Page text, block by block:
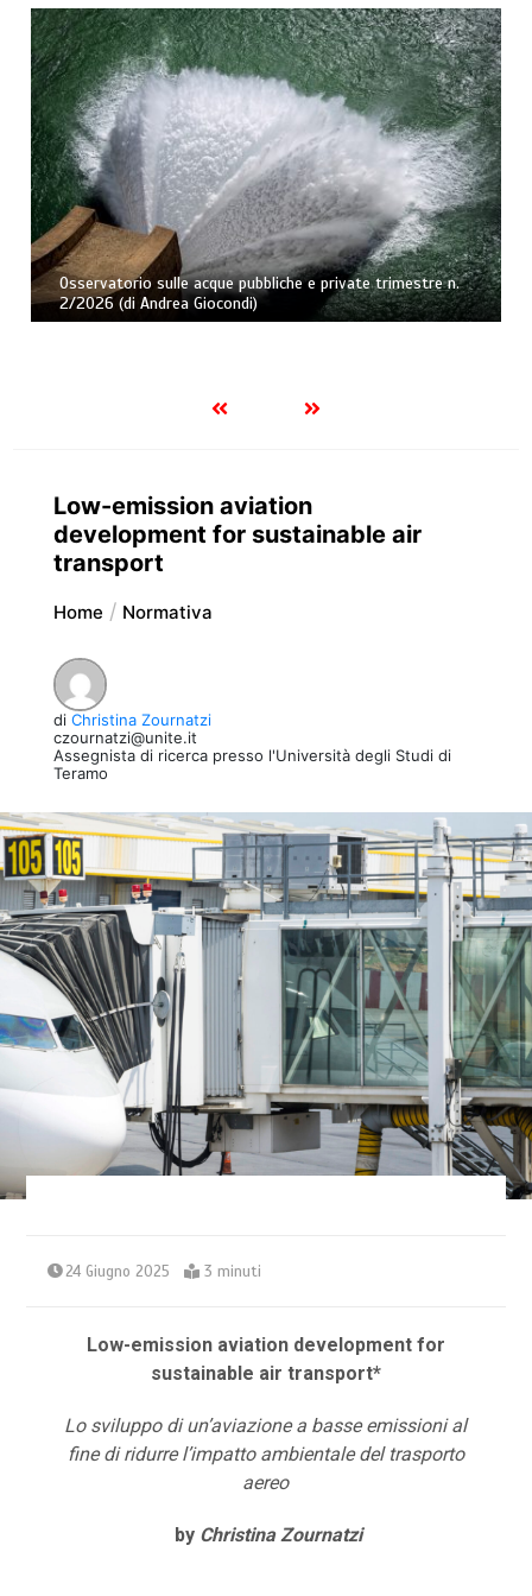
Osservatorio sulle acque pubbliche e private trimestre n.
2/2026 (di Andrea Giocondi)
Low-emission aviation
development for sustainable air
transport
Home Normativa
di Christina Zournatzi
czournatzi@unite.it
Assegnista di ricerca presso l'Università degli Studi di
Teramo
24 Giugno 2025 3 minuti
Low-emission aviation development for
sustainable air transport*
Lo sviluppo di un’aviazione a basse emissioni al
fine di ridurre l’impatto ambientale del trasporto
aereo
byChristina Zournatzi